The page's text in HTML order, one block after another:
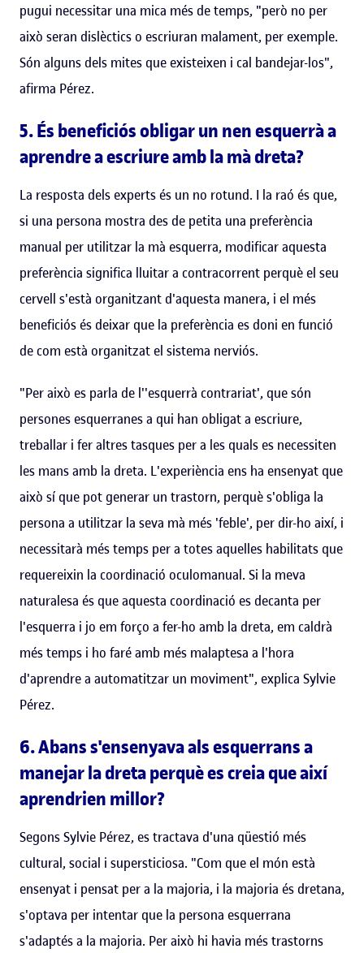
pugui necessitar una mica més de temps, "però no per
això seran dislèctics o escriuran malament, per exemple.
Són alguns dels mites que existeixen i cal bandejar-los",
afirma Pérez.
5. És beneficiós obligar un nen esquerrà a
aprendre a escriure amb la mà dreta?
La resposta dels experts és un no rotund. I la raó és que,
si una persona mostra des de petita una preferència
manual per utilitzar la mà esquerra, modificar aquesta
preferència significa lluitar a contracorrent perquè el seu
cervell s'està organitzant d'aquesta manera, i el més
beneficiós és deixar que la preferència es doni en funció
de com està organitzat el sistema nerviós.
"Per això es parla de l''esquerrà contrariat', que són
persones esquerranes a qui han obligat a escriure,
treballar i fer altres tasques per a les quals es necessiten
les mans amb la dreta. L'experiència ens ha ensenyat que
això sí que pot generar un trastorn, perquè s'obliga la
persona a utilitzar la seva mà més 'feble', per dir-ho així, i
necessitarà més temps per a totes aquelles habilitats que
requereixin la coordinació oculomanual. Si la meva
naturalesa és que aquesta coordinació es decanta per
l'esquerra i jo em forço a fer-ho amb la dreta, em caldrà
més temps i ho faré amb més malaptesa a l'hora
d'aprendre a automatitzar un moviment", explica Sylvie
Pérez.
6. Abans s'ensenyava als esquerrans a
manejar la dreta perquè es creia que així
aprendrien millor?
Segons Sylvie Pérez, es tractava d'una qüestió més
cultural, social i supersticiosa. "Com que el món està
ensenyat i pensat per a la majoria, i la majoria és dretana,
s'optava per intentar que la persona esquerrana
s'adaptés a la majoria. Per això hi havia més trastorns